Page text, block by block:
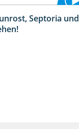
1:27
Septoria und